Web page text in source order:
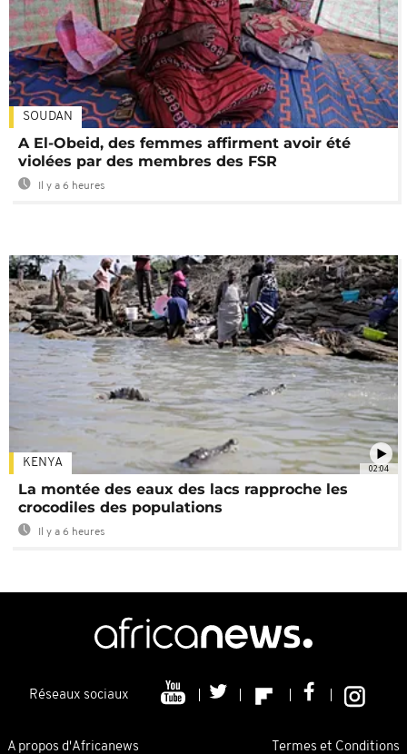
SOUDAN
A El-Obeid, des femmes affirment avoir été
violées par des membres des FSR
Il y a 6 heures
02:04
KENYA
La montée des eaux des lacs rapproche les
crocodiles des populations
Il y a 6 heures
Réseaux sociaux
A propos d'Africanews Termes et Conditions